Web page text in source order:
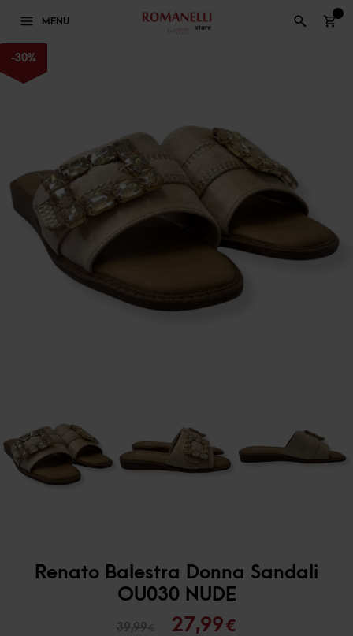
MENU
-30%
Renato Balestra Donna Sandali
OU030 NUDE
39,99€
Il
27,99€